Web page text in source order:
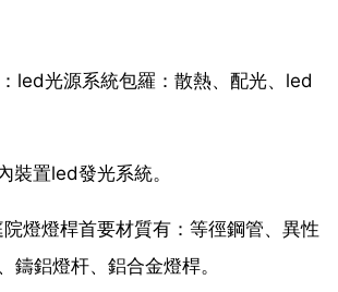
led光源系統包羅：散熱、配光、led
裝置led發光系統。
燈燈桿首要材質有：等徑鋼管、異性
鑄鋁燈杆、鋁合金燈桿。